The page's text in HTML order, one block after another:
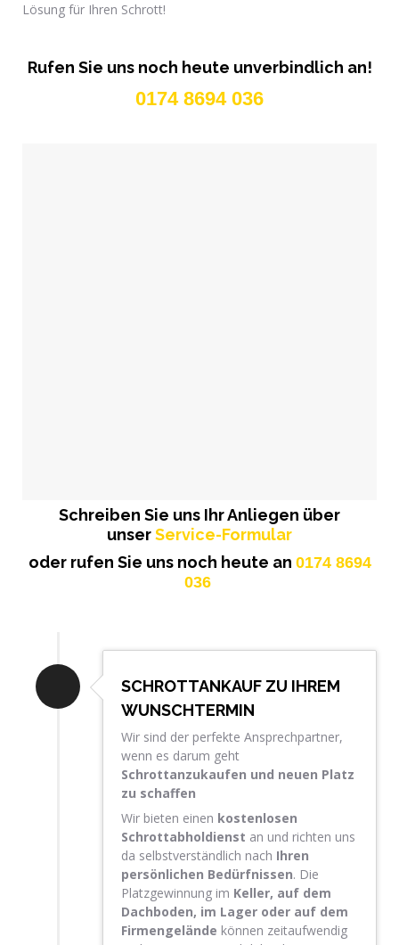
Lösung für Ihren Schrott!
Rufen Sie uns noch heute unverbindlich an!
0174 8694 036
Schreiben Sie uns Ihr Anliegen über
unserService-Formular
oder rufen Sie uns noch heute an 0174 8694
036
SCHROTTANKAUF ZU IHREM
WUNSCHTERMIN
Wir sind der perfekte Ansprechpartner,
wenn es darum geht
Schrottanzukaufen und neuen Platz
zu schaffen
Wir bieten einen kostenlosen
Schrottabholdienst an und richten uns
da selbstverständlich nach Ihren
persönlichen Bedürfnissen. Die
Platzgewinnung im Keller, auf dem
Dachboden, im Lager oder auf dem
Firmengelände können zeitaufwendig